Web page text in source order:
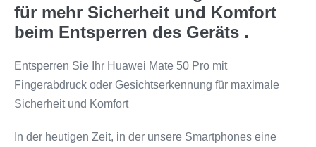
für mehr Sicherheit und Komfort
beim Entsperren des Geräts .
Entsperren Sie Ihr Huawei Mate 50 Pro mit
Fingerabdruck oder Gesichtserkennung für maximale
Sicherheit und Komfort
In der heutigen Zeit, in der unsere Smartphones eine